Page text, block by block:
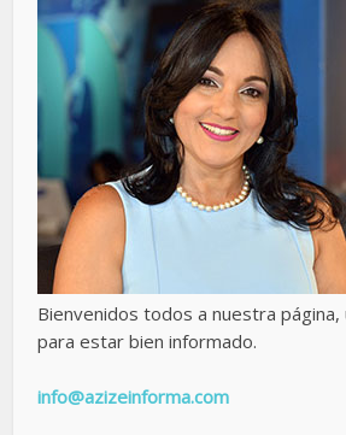
Bienvenidos todos a nuestra página,
para estar bien informado.
info@azizeinforma.com